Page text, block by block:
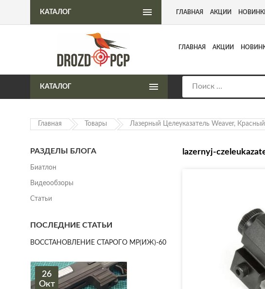
Интернет-магазин пневматического оружия Адрес: г.
ГЛАВНАЯ АКЦИИ
КАТАЛОГ
КАТАЛОГ ГЛАВНАЯ АКЦИИ
Главная Товары Лазерный Целеуказатель Weaver,
lazernyj-
РАЗДЕЛЫ БЛОГА
Биатлон
Видеообзоры
Статьи
ПОСЛЕДНИЕ СТАТЬИ
ВОССТАНОВЛЕНИЕ СТАРОГО МР(ИЖ)-60
26
Окт